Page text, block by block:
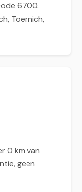
6700.
Toernich,
0 km van
geen